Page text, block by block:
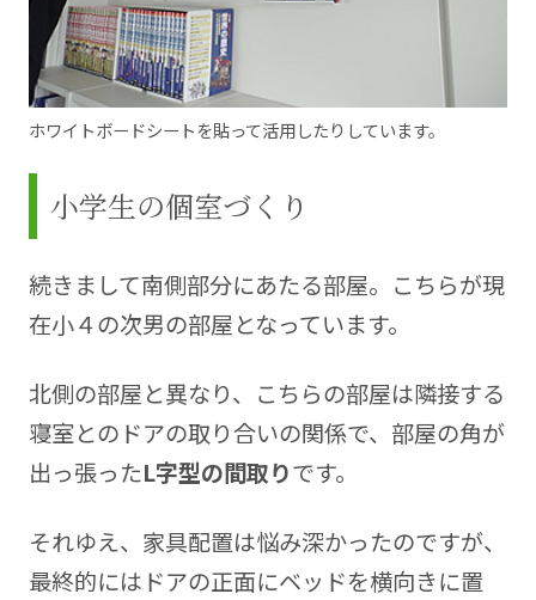
ホワイトボードシートを貼って活用したりしています。
小学生の個室づくり
続きまして南側部分にあたる部屋。こちらが現
在小４の次男の部屋となっています。
北側の部屋と異なり、こちらの部屋は隣接する
寝室とのドアの取り合いの関係で、部屋の角が
出っ張ったL字型の間取りです。
それゆえ、家具配置は悩み深かったのですが、
最終的にはドアの正面にベッドを横向きに置